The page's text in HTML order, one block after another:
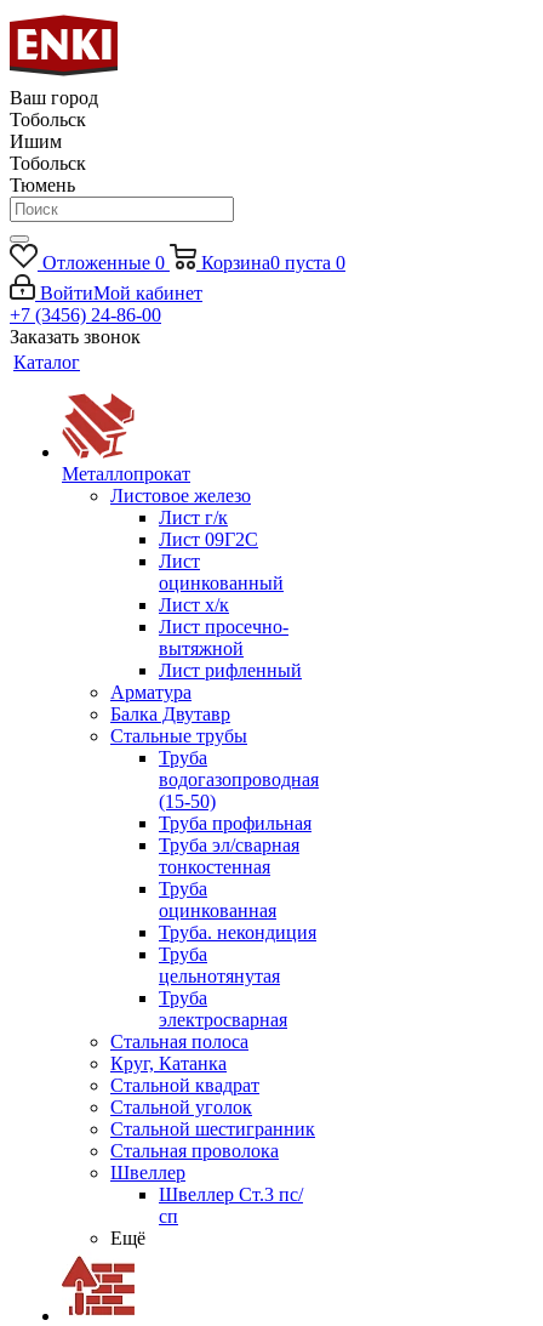
Ваш город
Тобольск
Ишим
Тобольск
Тюмень
Отложенные 0 Корзина0 пуста 0
ВойтиМой кабинет
+7 (3456) 24-86-00
Заказать звонок
Каталог
Металлопрокат
Листовое железо
Лист г/к
Лист 09Г2С
Лист
оцинкованный
Лист х/к
Лист просечно-
вытяжной
Лист рифленный
Арматура
Балка Двутавр
Стальные трубы
Труба
водогазопроводная
(15-50)
Труба профильная
Труба эл/сварная
тонкостенная
Труба
оцинкованная
Труба. некондиция
Труба
цельнотянутая
Труба
электросварная
Стальная полоса
Круг, Катанка
Стальной квадрат
Стальной уголок
Стальной шестигранник
Стальная проволока
Швеллер
Швеллер Ст.3 пс/
сп
Ещё